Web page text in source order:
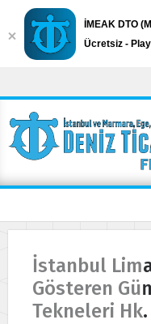
İstanbul
Gösteren
Tekneleri Hk.
İMEAK DTO
Ücretsiz -